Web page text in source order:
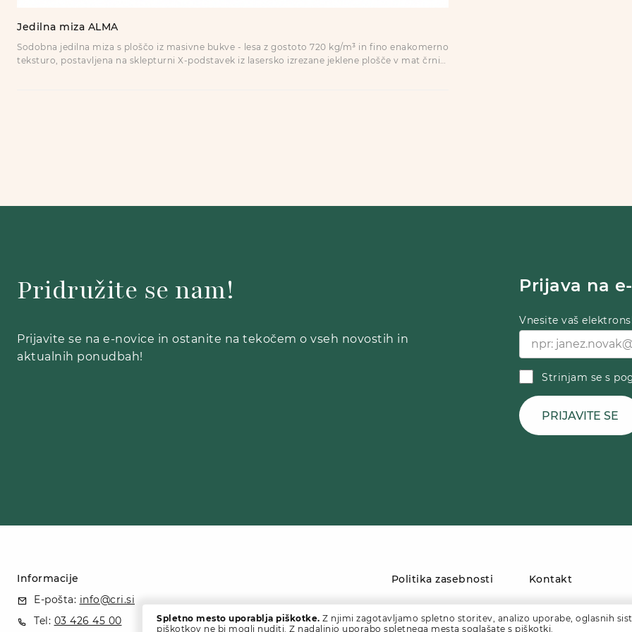
Jedilna miza ALMA
Sodobna jedilna miza s ploščo iz masivne bukve - lesa z gostoto 720 kg/m³ in fino enakomerno
teksturo, postavljena na sklepturni X-podstavek iz lasersko izrezane jeklene plošče v mat črni
Pridružite se nam!
Prijavite se na e-novice in ostanite na tekočem o vseh novostih in
aktualnih ponudbah!
Prijava na
Vnesite vaš
Strinjam se s
PRIJAVITE SE
Informacije
E-pošta: info@cri.si
Tel: 03 426 45 00
Politika zasebnosti Kontakt
Spletno mesto uporablja piškotke. Z njimi zagotavljamo spletno storitev, analizo uporabe, oglasnih
piškotkov ne bi mogli nuditi. Z nadaljnjo uporabo spletnega mesta soglašate s piškotki.